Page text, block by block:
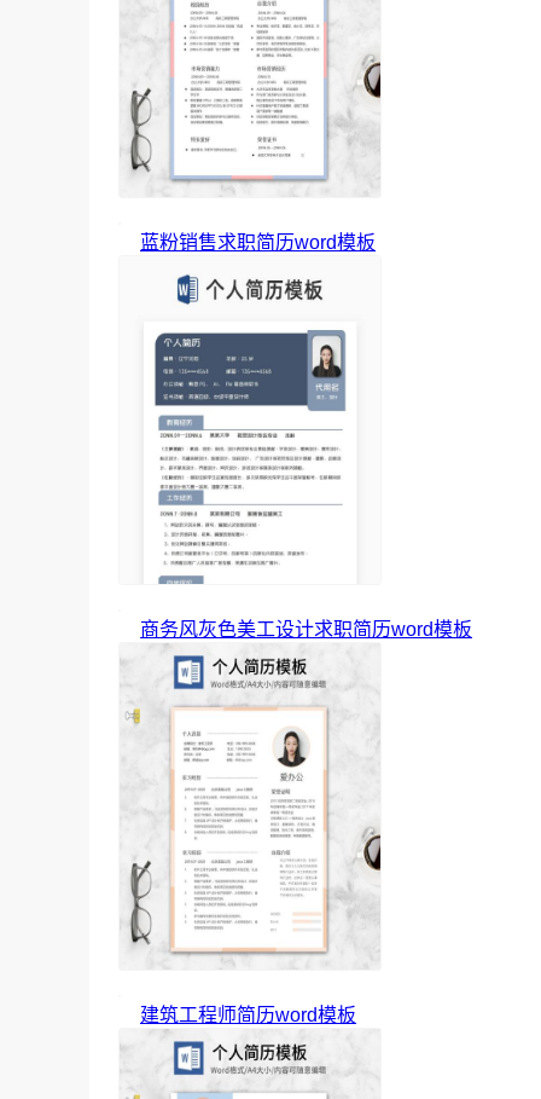
蓝粉销售求职简历word模板
商务风灰色美工设计求职简历word模板
建筑工程师简历word模板